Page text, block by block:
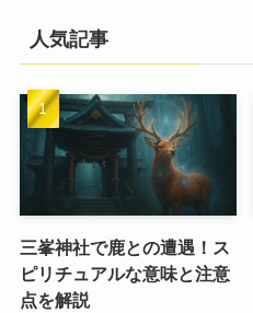
人気記事
三峯神社で鹿との遭遇！ス
ピリチュアルな意味と注意
点を解説